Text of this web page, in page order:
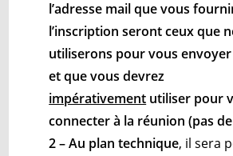
l’adresse mail que vous
l’inscription seront ceux que
utiliserons pour vous envoyer
et que vous devrez
impérativement utiliser pour
connecter à la réunion (pas
2 – Au plan technique, il sera